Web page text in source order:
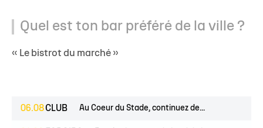
Quel est ton bar préféré de la ville ?
« Le bistrot du marché »
06.08CLUB Au Coeur du Stade, continuez de...